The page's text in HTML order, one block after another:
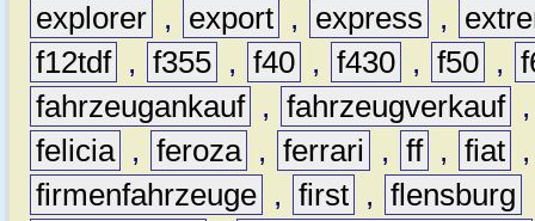
explorer , export , express ,
f12tdf , f355 , f40 , f430 , f50 ,
fahrzeugankauf , fahrzeugverkauf
felicia , feroza , ferrari , ff , fiat
firmenfahrzeuge , first , flensburg